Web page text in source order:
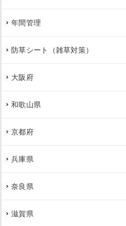
年間管理
防草シート（雑草対策）
大阪府
和歌山県
京都府
兵庫県
奈良県
滋賀県